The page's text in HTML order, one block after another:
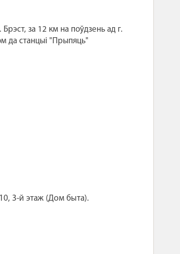
за 12 км на поўдзень ад г.
да станцыі "Прыпяць"
3-й этаж (Дом быта).